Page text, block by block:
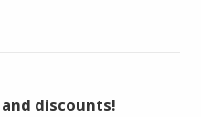
and discounts!